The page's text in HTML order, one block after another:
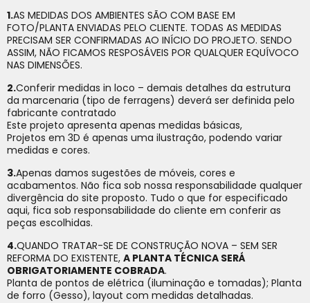
1.AS MEDIDAS DOS AMBIENTES SÃO COM BASE EM
FOTO/PLANTA ENVIADAS PELO CLIENTE. TODAS AS MEDIDAS
PRECISAM SER CONFIRMADAS AO INÍCIO DO PROJETO. SENDO
ASSIM, NÃO FICAMOS RESPOSÁVEIS POR QUALQUER EQUÍVOCO
NAS DIMENSÕES.
2.Conferir medidas in loco – demais detalhes da estrutura
da marcenaria (tipo de ferragens) deverá ser definida pelo
fabricante contratado
Este projeto apresenta apenas medidas básicas,
Projetos em 3D é apenas uma ilustração, podendo variar
medidas e cores.
3.Apenas damos sugestões de móveis, cores e
acabamentos. Não fica sob nossa responsabilidade qualquer
divergência do site proposto. Tudo o que for especificado
aqui, fica sob responsabilidade do cliente em conferir as
peças escolhidas.
4.QUANDO TRATAR-SE DE CONSTRUÇÃO NOVA – SEM SER
REFORMA DO EXISTENTE, A PLANTA TÉCNICA SERÁ
OBRIGATORIAMENTE COBRADA.
Planta de pontos de elétrica (iluminação e tomadas); Planta
de forro (Gesso), layout com medidas detalhadas.